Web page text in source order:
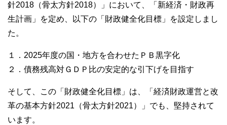
針2018（骨太方針2018）」において、「新経済・財政再
生計画」を定め、以下の「財政健全化目標」を設定しまし
た。
１．2025年度の国・地方を合わせたＰＢ黒字化
２．債務残高対ＧＤＰ比の安定的な引下げを目指す
そして、この「財政健全化目標」は、「経済財政運営と改
革の基本方針2021（骨太方針2021）」でも、堅持されて
います。